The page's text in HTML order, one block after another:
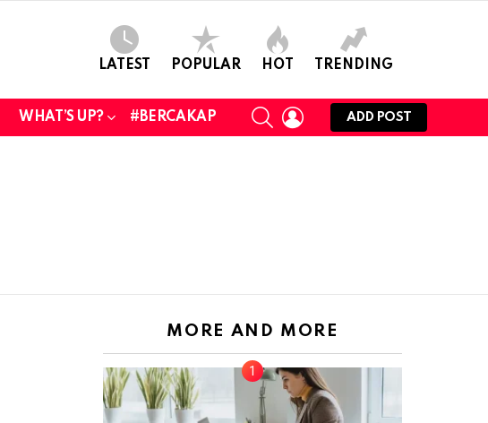
LATEST POPULAR HOT TRENDING
WHAT’S UP? #BERCAKAP
SEARCHLOGIN
ADD POST
MORE AND MORE